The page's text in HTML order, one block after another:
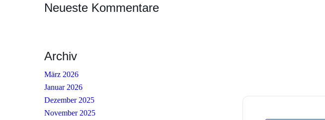
Neueste Kommentare
Archiv
März 2026
Januar 2026
Dezember 2025
November 2025